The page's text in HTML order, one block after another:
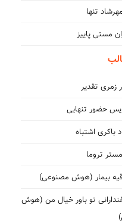
تنها
مستی پاییز
زمری تقدیر
حضور تنهایی
باکری اشتباه
تروما
بیمار (هوش مصنوعی)
تو باور خیال من (هوش